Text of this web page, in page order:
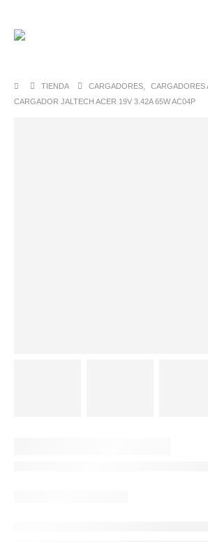
TIENDA CARGADORES
CARGADORES
CARGADOR JALTECH ACER 19V 3.42A 65W AC04P